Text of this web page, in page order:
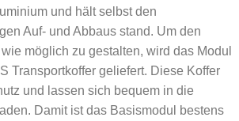
und hält selbst den
Auf- und Abbaus stand. Um den
möglich zu gestalten, wird das Modul
Transportkoffer geliefert. Diese Koffer
und lassen sich bequem in die
Damit ist das Basismodul bestens